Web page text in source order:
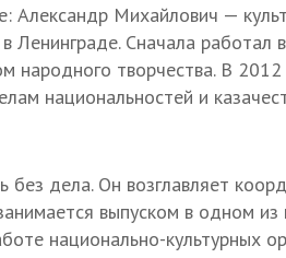
Александр Михайлович —
Ленинграде. Сначала работал
народного творчества. В 2012
национальностей и
дела. Он возглавляет
выпуском в одном
национально-культурных